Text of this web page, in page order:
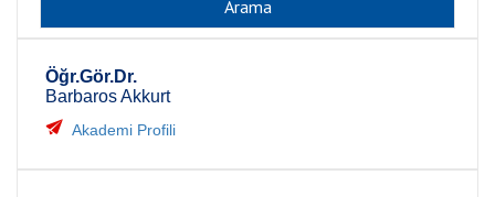
Öğr.Gör.Dr.
Barbaros Akkurt
Akademi Profili